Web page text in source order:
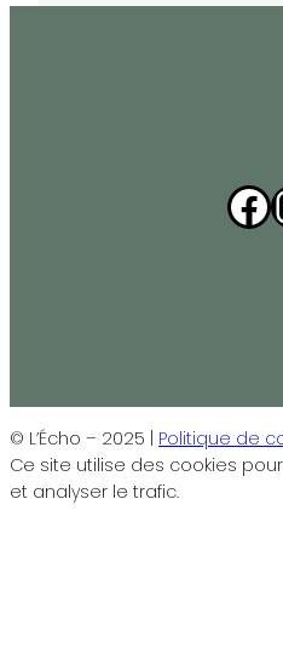
© L’Écho – 2025 | Politique de
Ce site utilise des cookies
et analyser le trafic.